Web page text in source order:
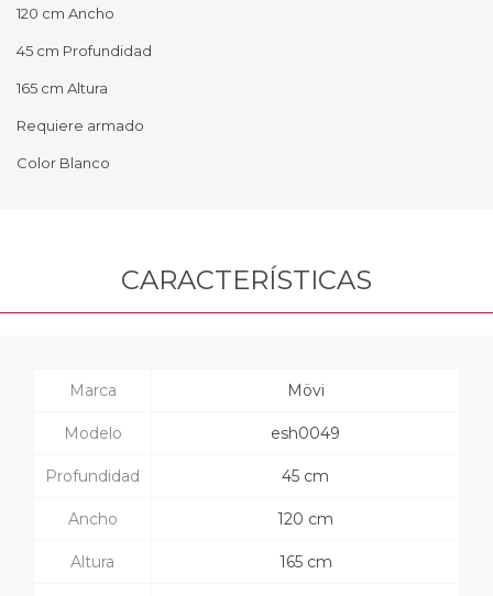
120 cm Ancho
45 cm Profundidad
165 cm Altura
Requiere armado
Color Blanco
CARACTERÍSTICAS
Marca Mövi
Modelo esh0049
Profundidad 45 cm
Ancho 120 cm
Altura 165 cm